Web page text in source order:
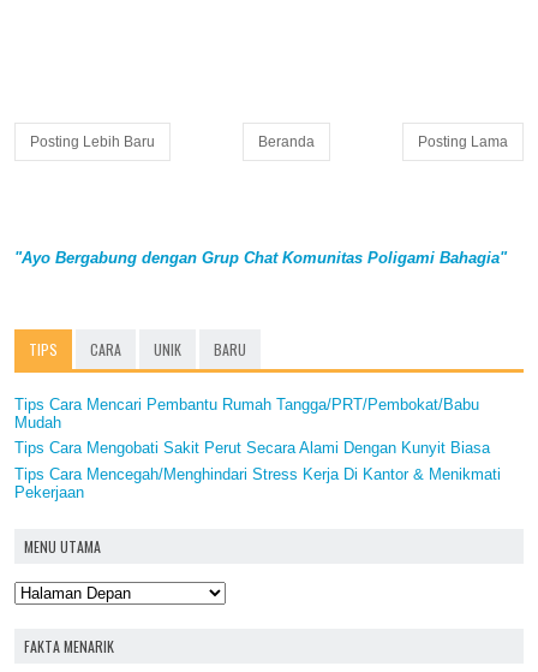
Posting Lebih Baru Posting Lama
Beranda
"Ayo Bergabung dengan Grup Chat Komunitas Poligami Bahagia"
TIPS CARA UNIK BARU
Tips Cara Mencari Pembantu Rumah Tangga/PRT/Pembokat/Babu
Mudah
Tips Cara Mengobati Sakit Perut Secara Alami Dengan Kunyit Biasa
Tips Cara Mencegah/Menghindari Stress Kerja Di Kantor & Menikmati
Pekerjaan
MENU UTAMA
FAKTA MENARIK